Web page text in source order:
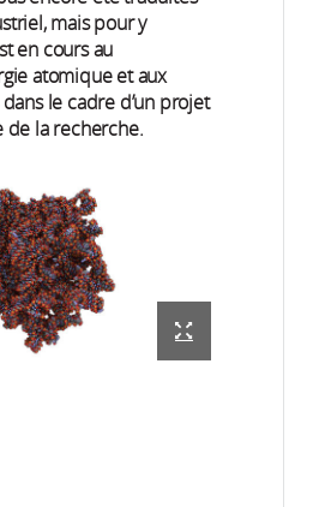
mais pour y
en cours au
atomique et aux
le cadre d’un projet
de la recherche.